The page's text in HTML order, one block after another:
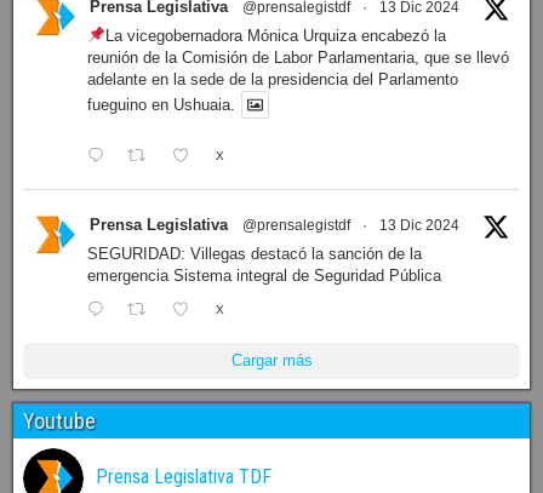
Prensa Legislativa @prensalegistdf · 13 Dic 2024
La vicegobernadora Mónica Urquiza encabezó la
reunión de la Comisión de Labor Parlamentaria, que se llevó
adelante en la sede de la presidencia del Parlamento
fueguino en Ushuaia.
X
Prensa Legislativa @prensalegistdf · 13 Dic 2024
SEGURIDAD: Villegas destacó la sanción de la
emergencia Sistema integral de Seguridad Pública
X
Cargar más
Youtube
Prensa Legislativa TDF